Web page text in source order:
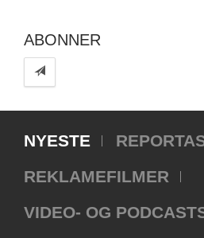
ABONNER
NYESTE
REKLAMEFILMER
VIDEO- OG